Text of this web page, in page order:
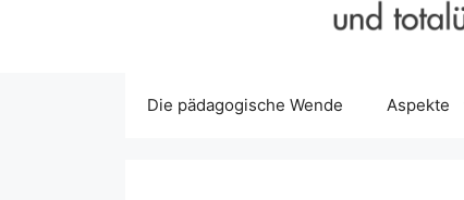
Die pädagogische Wende Aspekte